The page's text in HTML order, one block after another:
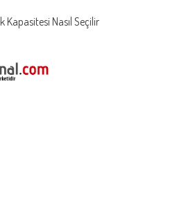
Kapasitesi Nasıl Seçilir